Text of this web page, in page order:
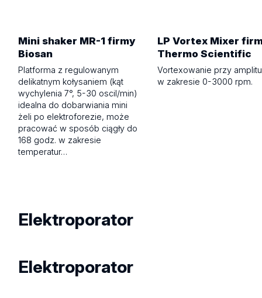
Mini shaker MR-1 firmy
Biosan
Platforma z regulowanym
delikatnym kołysaniem (kąt
wychylenia 7°, 5-30 oscil/min)
idealna do dobarwiania mini
żeli po elektroforezie, może
pracować w sposób ciągły do
168 godz. w zakresie
temperatur…
LP Vortex Mixer
Thermo Scientific
Vortexowanie przy
w zakresie 0-3000 rpm.
Elektroporator
Elektroporator